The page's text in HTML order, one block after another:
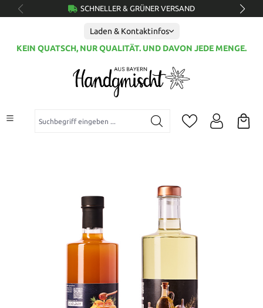
springen SCHNELLER & GRÜNER VERSAND
Laden & Kontaktinfos
KEIN QUATSCH, NUR QUALITÄT. UND DAVON JEDE MENGE.
Suchbegriff eingeben ...